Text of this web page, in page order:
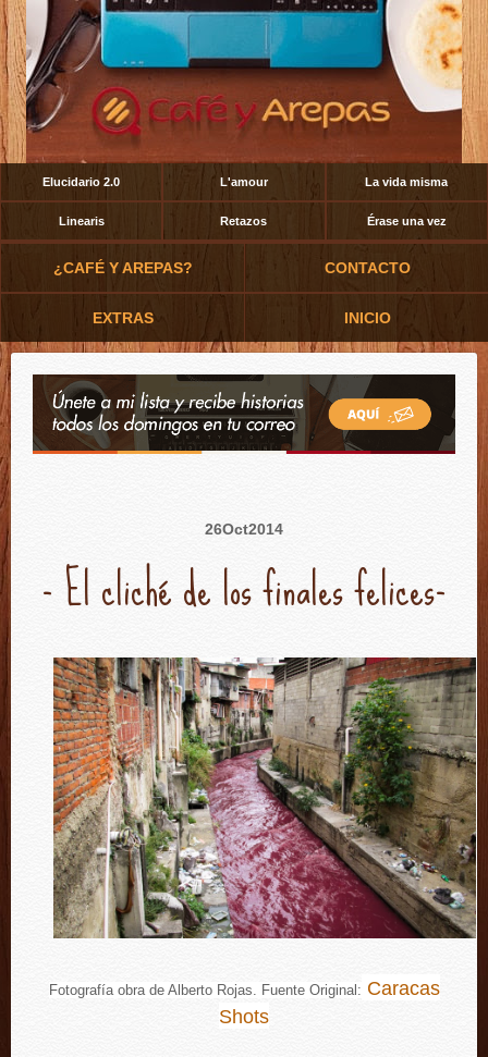
Elucidario 2.0 L'amour La vida misma
Linearis Retazos Érase una vez
¿CAFÉ Y AREPAS? CONTACTO
EXTRAS INICIO
26Oct2014
- El cliché de los finales felices-
Fotografía obra de Alberto Rojas. Fuente Original: Caracas
Shots